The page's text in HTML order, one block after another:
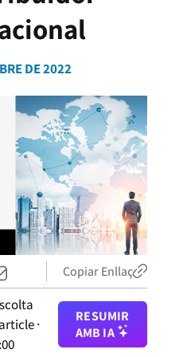
DE 2022
Copiar Enllaç
·
RESUMIR
AMB IA